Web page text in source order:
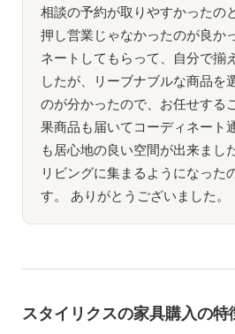
相談の予約が取りやすかったの
押し営業じゃなかったのが良か
ネートしてもらって、自分で揃
したが、リーブナブルな商品を
のが分かったので、お任せする
果商品も届いてコーディネート
も居心地の良い空間が出来まし
リビングに集まるようになった
す。 ありがとうございました。
スタイリクスの家具購入の特